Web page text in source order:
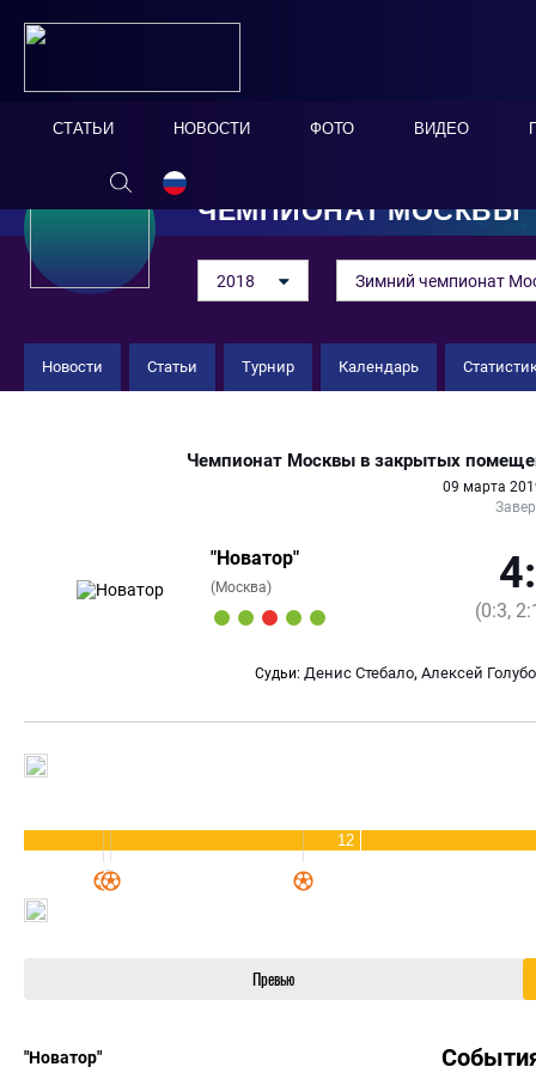
СТАТЬИ НОВОСТИ ФОТО ВИДЕО
ЧЕМПИОНАТ МОСКВЫ
2018 Зимний чемпионат
Новости Статьи Турнир Календарь
Чемпионат Москвы в закрытых
09 марта
"Новатор"
(Москва)
(0:3,
Судьи: Денис Стебало, Алексей
12
Превью
"Новатор"